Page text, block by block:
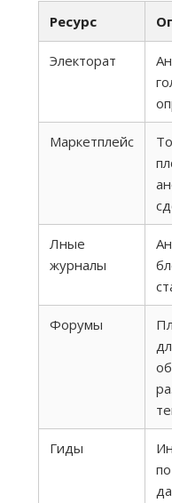
Ресурс
Электорат
Маркетплейс
Лные
журналы
Форумы
Гиды